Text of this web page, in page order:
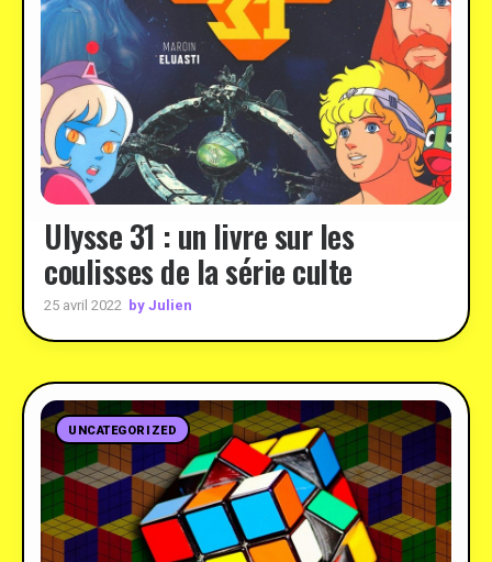
Ulysse 31 : un livre sur les
coulisses de la série culte
25 avril 2022 by Julien
UNCATEGORIZED